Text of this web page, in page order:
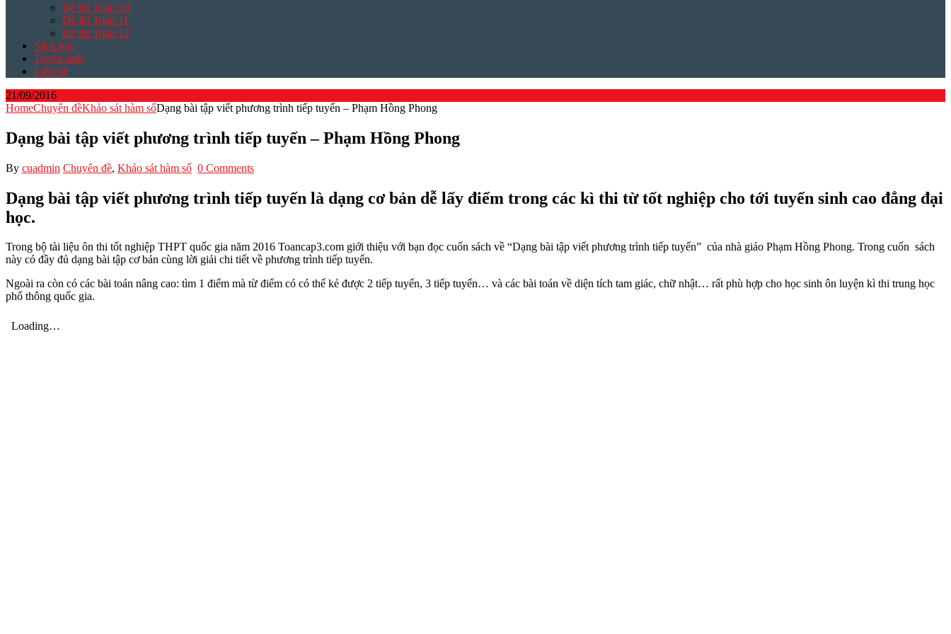
Đề thi Toán 10
Đề thi Toán 11
Đề thi Toán 12
Sách hay
Tuyển sinh
Liên hệ
21/09/2016
HomeChuyên đềKhảo sát hàm sốDạng bài tập viết phương trình tiếp tuyến – Phạm Hồng Phong
Dạng bài tập viết phương trình tiếp tuyến – Phạm Hồng Phong
By cuadmin Chuyên đề, Khảo sát hàm số 0 Comments
Dạng bài tập viết phương trình tiếp tuyến là dạng cơ bản dễ lấy điểm trong các kì thi từ tốt nghiệp cho tới tuyển sinh cao đẳng đại
học.
Trong bộ tài liệu ôn thi tốt nghiệp THPT quốc gia năm 2016 Toancap3.com giới thiệu với bạn đọc cuốn sách về “Dạng bài tập viết phương trình tiếp tuyến” của nhà giáo Phạm Hồng Phong. Trong cuốn sách
này có đầy đủ dạng bài tập cơ bản cùng lời giải chi tiết về phương trình tiếp tuyến.
Ngoài ra còn có các bài toán nâng cao: tìm 1 điểm mà từ điểm có có thể kẻ được 2 tiếp tuyến, 3 tiếp tuyến… và các bài toán về diện tích tam giác, chữ nhật… rất phù hợp cho học sinh ôn luyện kì thi trung học
phổ thông quốc gia.